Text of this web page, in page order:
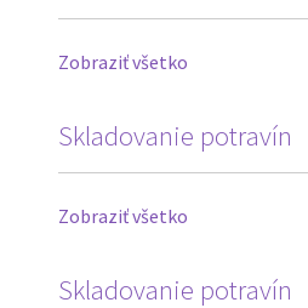
Zobraziť všetko
Skladovanie potravín
Zobraziť všetko
Skladovanie potravín